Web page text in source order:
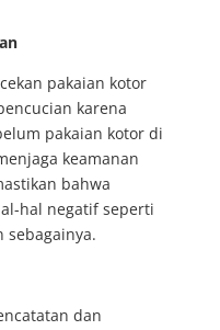
pakaian kotor
karena
pakaian kotor di
keamanan
bahwa
hal negatif seperti
sebagainya.
dan